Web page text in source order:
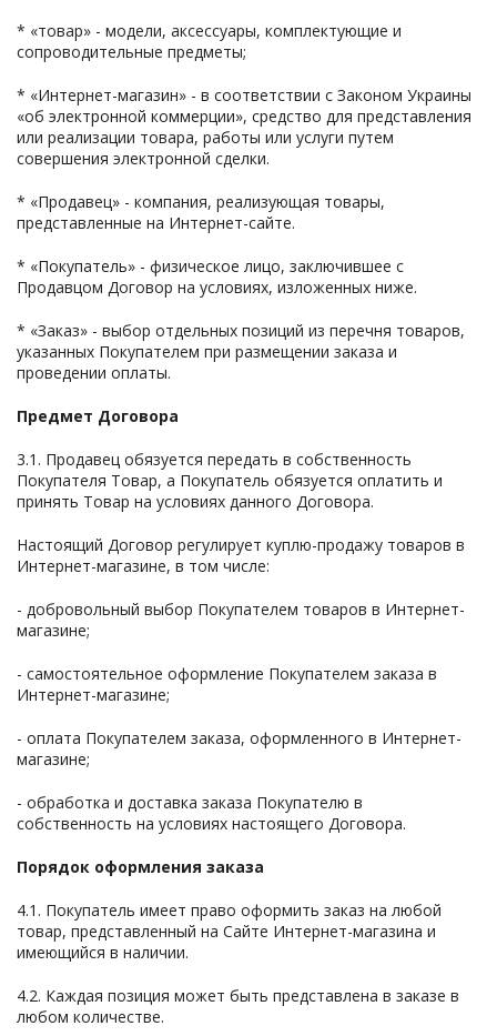
* «товар» - модели, аксессуары, комплектующие и
сопроводительные предметы;
* «Интернет-магазин» - в соответствии с Законом Украины
«об электронной коммерции», средство для представления
или реализации товара, работы или услуги путем
совершения электронной сделки.
* «Продавец» - компания, реализующая товары,
представленные на Интернет-сайте.
* «Покупатель» - физическое лицо, заключившее с
Продавцом Договор на условиях, изложенных ниже.
* «Заказ» - выбор отдельных позиций из перечня товаров,
указанных Покупателем при размещении заказа и
проведении оплаты.
Предмет Договора
3.1. Продавец обязуется передать в собственность
Покупателя Товар, а Покупатель обязуется оплатить и
принять Товар на условиях данного Договора.
Настоящий Договор регулирует куплю-продажу товаров в
Интернет-магазине, в том числе:
- добровольный выбор Покупателем товаров в Интернет-
магазине;
- самостоятельное оформление Покупателем заказа в
Интернет-магазине;
- оплата Покупателем заказа, оформленного в Интернет-
магазине;
- обработка и доставка заказа Покупателю в
собственность на условиях настоящего Договора.
Порядок оформления заказа
4.1. Покупатель имеет право оформить заказ на любой
товар, представленный на Сайте Интернет-магазина и
имеющийся в наличии.
4.2. Каждая позиция может быть представлена в заказе в
любом количестве.